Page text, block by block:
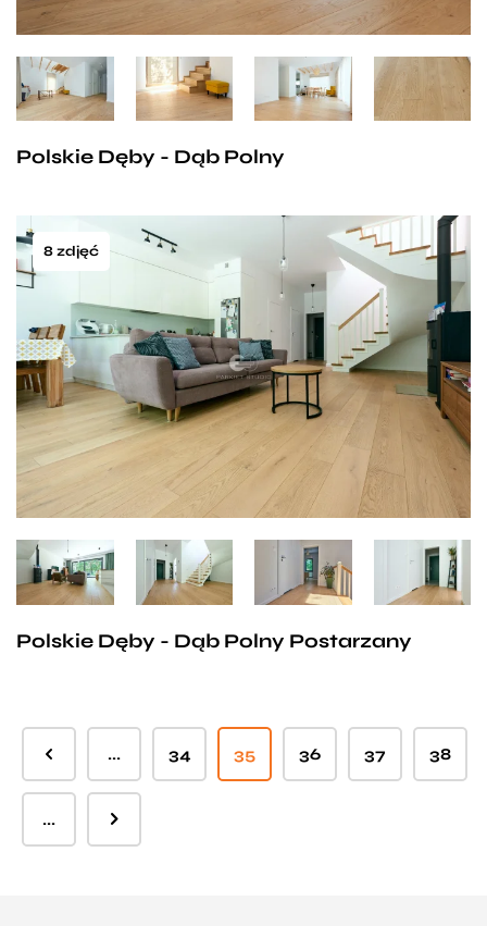
Polskie Dęby - Dąb Polny
8 zdjęć
Polskie Dęby - Dąb Polny Postarzany
... 34 35 36 37 38
...